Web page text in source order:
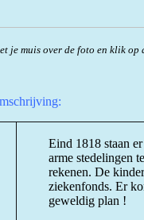
je muis over de foto en klik
Eind 1818 staan
arme stedelingen
rekenen. De
ziekenfonds. Er
geweldig plan !